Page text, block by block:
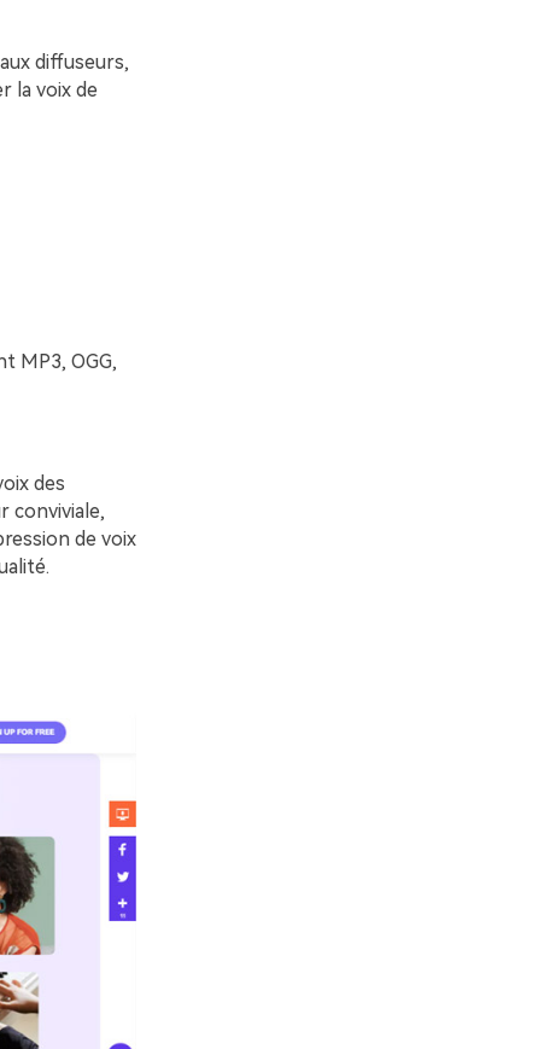
diffuseurs,
la voix de
MP3, OGG,
des
conviviale,
de voix